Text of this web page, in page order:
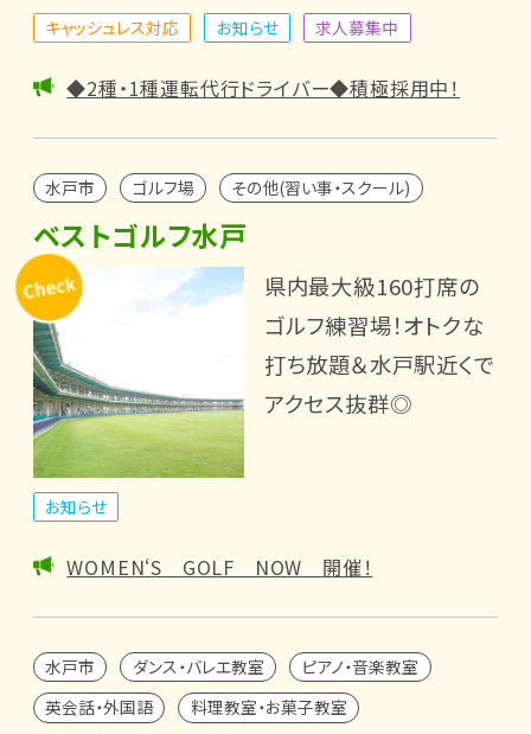
キャッシュレス対応 お知らせ 求人募集中
◆2種・1種運転代行ドライバー◆積極採用中！
水戸市 ゴルフ場 その他(習い事・スクール)
ベストゴルフ水戸
県内最大級160打席の
ゴルフ練習場！オトクな
打ち放題＆水戸駅近くで
アクセス抜群◎
お知らせ
WOMEN‘S GOLF NOW 開催！
水戸市 ダンス・バレエ教室
ピアノ・音楽教室
英会話・外国語
料理教室・お菓子教室